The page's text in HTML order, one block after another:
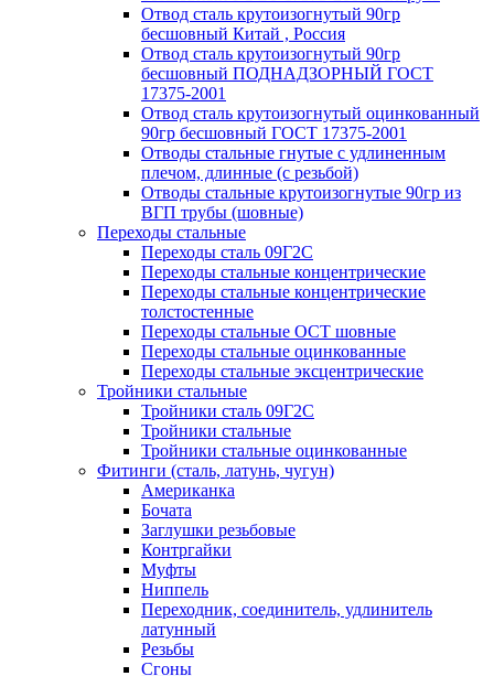
Отвод сталь крутоизогнутый 90гр
бесшовный Китай , Россия
Отвод сталь крутоизогнутый 90гр
бесшовный ПОДНАДЗОРНЫЙ ГОСТ
17375-2001
Отвод сталь крутоизогнутый оцинкованный
90гр бесшовный ГОСТ 17375-2001
Отводы стальные гнутые с удлиненным
плечом, длинные (с резьбой)
Отводы стальные крутоизогнутые 90гр из
ВГП трубы (шовные)
Переходы стальные
Переходы сталь 09Г2С
Переходы стальные концентрические
Переходы стальные концентрические
толстостенные
Переходы стальные ОСТ шовные
Переходы стальные оцинкованные
Переходы стальные эксцентрические
Тройники стальные
Тройники сталь 09Г2С
Тройники стальные
Тройники стальные оцинкованные
Фитинги (сталь, латунь, чугун)
Американка
Бочата
Заглушки резьбовые
Контргайки
Муфты
Ниппель
Переходник, соединитель, удлинитель
латунный
Резьбы
Сгоны